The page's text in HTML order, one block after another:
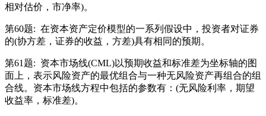
相对估价，市净率)。
第60题: 在资本资产定价模型的一系列假设中，投资者对证券
的(协方差，证券的收益，方差)具有相同的预期。
第61题: 资本市场线(CML)以预期收益和标准差为坐标轴的图
面上，表示风险资产的最优组合与一种无风险资产再组合的组
合线。资本市场线方程中包括的参数有：(无风险利率，期望
收益率，标准差)。